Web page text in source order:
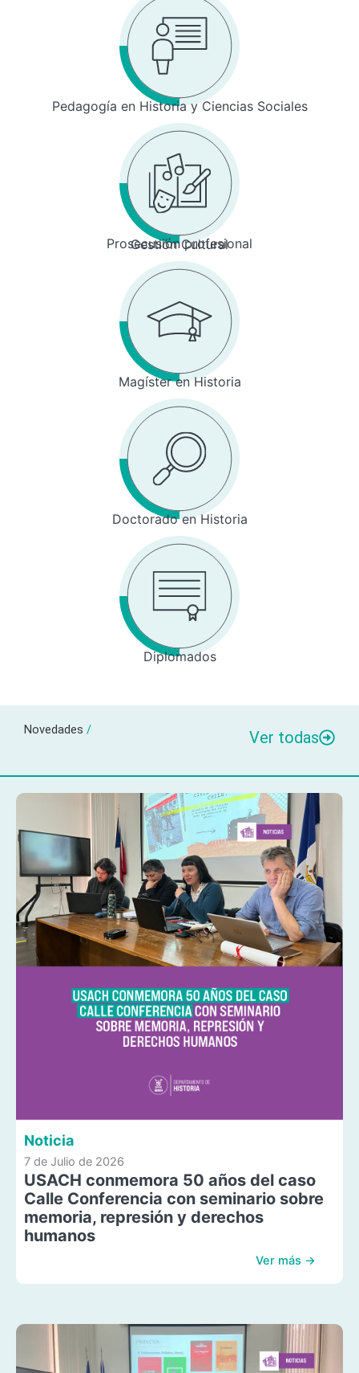
Pedagogía en Historia y Ciencias Sociales
Prosecusión profesional
Gestión Cultural
Magíster en Historia
Doctorado en Historia
Diplomados
Novedades / Ver todas
Noticia
7 de Julio de 2026
USACH conmemora 50 años del caso
Calle Conferencia con seminario sobre
memoria, represión y derechos
humanos
Ver más →